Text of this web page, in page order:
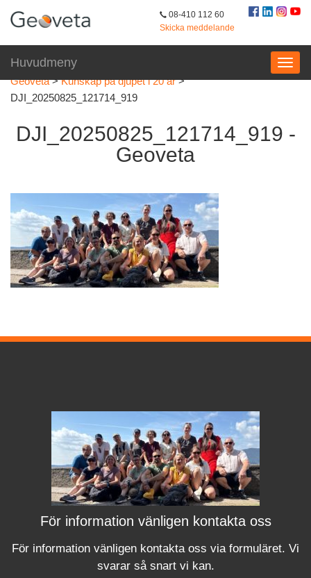
08-410 112 60
Skicka meddelande
Huvudmeny
Geoveta>Kunskap på djupet i 20 år>
DJI_20250825_121714_919
DJI_20250825_121714_919 -
Geoveta
För information vänligen kontakta oss
För information vänligen kontakta oss via formuläret. Vi
svararså snart vi kan.